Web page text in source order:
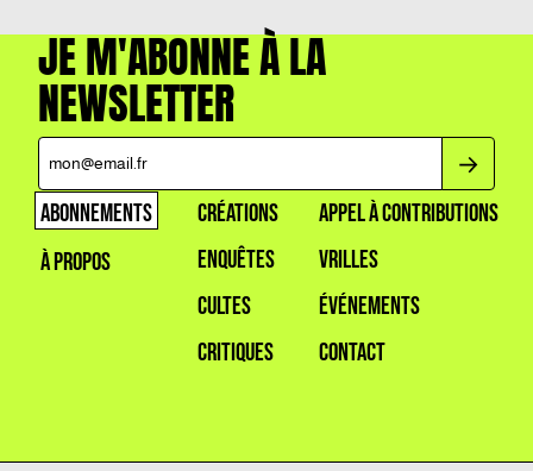
JE M'ABONNE À LA
NEWSLETTER
ABONNEMENTS
À PROPOS
CRÉATIONS
ENQUÊTES
CULTES
CRITIQUES
APPEL À CONTRIBUTIONS
VRILLES
ÉVÉNEMENTS
CONTACT